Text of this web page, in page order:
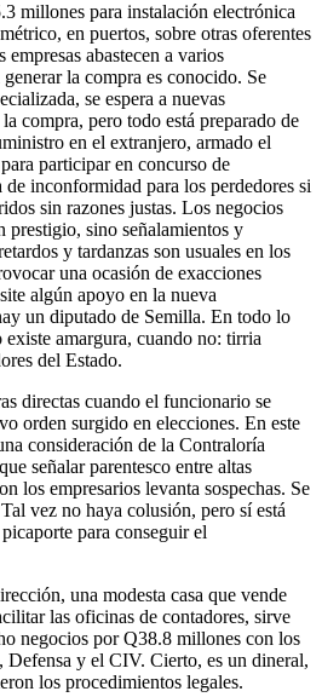
millones para instalación electrónica
en puertos, sobre otras oferentes
abastecen a varios
la compra es conocido. Se
se espera a nuevas
compra, pero todo está preparado de
en el extranjero, armado el
participar en concurso de
inconformidad para los perdedores si
sin razones justas. Los negocios
prestigio, sino señalamientos y
y tardanzas son usuales en los
una ocasión de exacciones
algún apoyo en la nueva
un diputado de Semilla. En todo lo
amargura, cuando no: tirria
del Estado.
directas cuando el funcionario se
orden surgido en elecciones. En este
consideración de la Contraloría
señalar parentesco entre altas
los empresarios levanta sospechas. Se
vez no haya colusión, pero sí está
para conseguir el
una modesta casa que vende
las oficinas de contadores, sirve
negocios por Q38.8 millones con los
Defensa y el CIV. Cierto, es un dineral,
los procedimientos legales.